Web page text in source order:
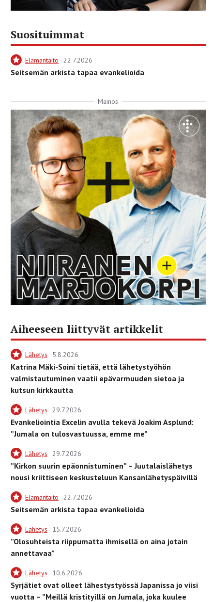
Suosituimmat
Elämäntaito 22.7.2026
Seitsemän arkista tapaa evankelioida
Mainos
Aiheeseen liittyvät artikkelit
Lähetys 5.8.2026
Katrina Mäki-Soini tietää, että lähetystyöhön
valmistautuminen vaatii epävarmuuden sietoa ja
kutsun kirkkautta
Lähetys 29.7.2026
Evankeliointia Excelin avulla tekevä Joakim Asplund:
”Jumala on tulosvastuussa, emme me”
Lähetys 29.7.2026
”Kirkon suurin epäonnistuminen” – Juutalaislähetys
nousi kriittiseen keskusteluun Kansanlähetyspäivillä
Elämäntaito 22.7.2026
Seitsemän arkista tapaa evankelioida
Lähetys 15.7.2026
”Olosuhteista riippumatta ihmisellä on aina jotain
annettavaa”
Lähetys 10.6.2026
Syrjätiet ovat olleet lähestystyössä Japanissa jo viisi
vuotta – ”Meillä kristityillä on Jumala, joka kuulee